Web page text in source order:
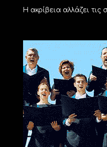
Η ακρίβεια αλλάζει